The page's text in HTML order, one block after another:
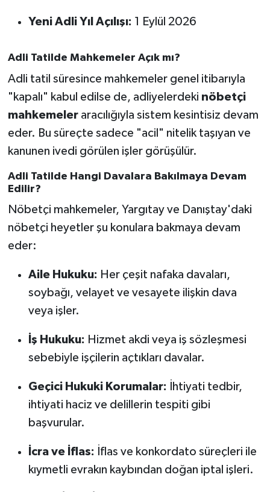
Yeni Adli Yıl Açılışı: 1 Eylül 2026
Adli Tatilde Mahkemeler Açık mı?
Adli tatil süresince mahkemeler genel itibarıyla
"kapalı" kabul edilse de, adliyelerdeki nöbetçi
mahkemeleraracılığıyla sistem kesintisiz devam
eder. Bu süreçte sadece "acil" nitelik taşıyan ve
kanunen ivedi görülen işler görüşülür.
Adli Tatilde Hangi Davalara Bakılmaya Devam
Edilir?
Nöbetçi mahkemeler, Yargıtay ve Danıştay'daki
nöbetçi heyetler şu konulara bakmaya devam
eder:
Aile Hukuku: Her çeşit nafaka davaları,
soybağı, velayet ve vesayete ilişkin dava
veya işler.
İş Hukuku: Hizmet akdi veya iş sözleşmesi
sebebiyle işçilerin açtıkları davalar.
Geçici Hukuki Korumalar: İhtiyati tedbir,
ihtiyati haciz ve delillerin tespiti gibi
başvurular.
İcra ve İflas: İflas ve konkordato süreçleri ile
kıymetli evrakın kaybından doğan iptal işleri.
Savaştepe
SEYAHAT
SİYASET
Sındırgı
SÜRMANŞET
Susurluk
TARİHTE BUGÜN
TEKNOLOJİ
TÜRKİYE
YAŞAM